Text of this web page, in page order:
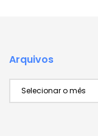
Arquivos